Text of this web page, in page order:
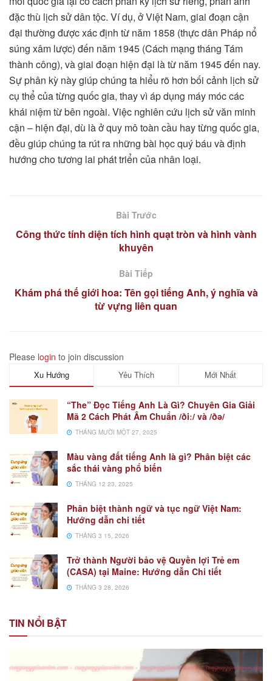
đặc thù lịch sử dân tộc. Ví dụ, ở Việt Nam, giai đoạn cận
đại thường được xác định từ năm 1858 (thực dân Pháp nổ
súng xâm lược) đến năm 1945 (Cách mạng tháng Tám
thành công), và giai đoạn hiện đại là từ năm 1945 đến nay.
Sự phân kỳ này giúp chúng ta hiểu rõ hơn bối cảnh lịch sử
cụ thể của từng quốc gia, thay vì áp dụng máy móc các
khái niệm từ bên ngoài. Việc nghiên cứu lịch sử văn minh
cận – hiện đại, dù là ở quy mô toàn cầu hay từng quốc gia,
đều giúp chúng ta rút ra những bài học quý báu và định
hướng cho tương lai phát triển của nhân loại.
Bài Trước
Công thức tính diện tích hình quạt tròn và hình vành
khuyên
Bài Tiếp
Khám phá thế giới hoa: Tên gọi tiếng Anh, ý nghĩa và
từ vựng liên quan
Please login to join discussion
Xu Hướng Yêu Thích Mới Nhất
“The” Đọc Tiếng Anh Là Gì? Chuyên Gia Giải
Mã 2 Cách Phát Âm Chuẩn /ðiː/ và /ðə/
THÁNG MƯỜI MỘT 27, 2025
Màu vàng đất tiếng Anh là gì? Phân biệt các
sắc thái vàng phổ biến
THÁNG 12 23, 2025
Phân biệt thành ngữ và tục ngữ Việt Nam:
Hướng dẫn chi tiết
THÁNG 3 15, 2026
Trở thành Người bảo vệ Quyền lợi Trẻ em
(CASA) tại Maine: Hướng dẫn Chi tiết
THÁNG 3 28, 2026
TIN NỔI BẬT